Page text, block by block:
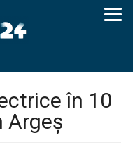
în 10
Argeș